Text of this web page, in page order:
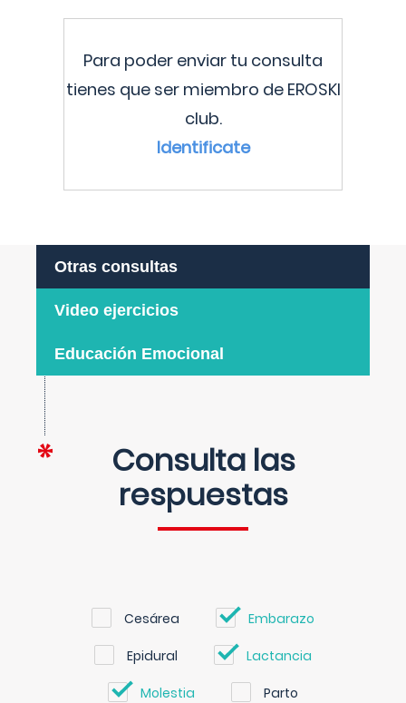
Para poder enviar tu consulta
tienes que ser miembro de EROSKI
club.
Identificate
Otras consultas
Video ejercicios
Educación Emocional
Consulta las
respuestas
Cesárea Embarazo
Epidural Lactancia
Molestia Parto